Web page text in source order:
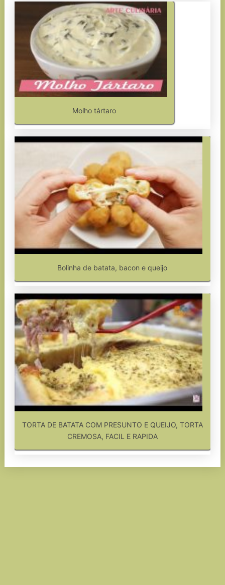
Molho tártaro
Bolinha de batata, bacon e queijo
TORTA DE BATATA COM PRESUNTO E QUEIJO, TORTA
CREMOSA, FACIL E RAPIDA